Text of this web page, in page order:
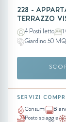
228 -
TERRAZZO
4 Posti letto
Giardino 50 MQ
SERVIZI
Consumi
Posto spiaggia